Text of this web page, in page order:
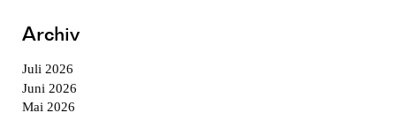
Archiv
Juli 2026
Juni 2026
Mai 2026